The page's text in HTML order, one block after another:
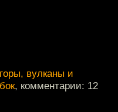
вулканы и
, комментарии: 12